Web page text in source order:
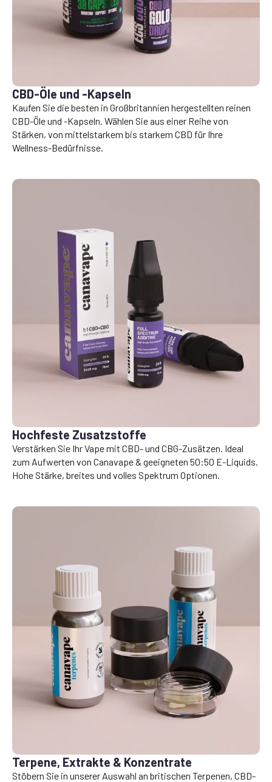
CBD-Öle und -Kapseln
Kaufen Sie die besten in Großbritannien hergestellten reinen
CBD-Öle und -Kapseln. Wählen Sie aus einer Reihe von
Stärken, von mittelstarkem bis starkem CBD für Ihre
Wellness-Bedürfnisse.
Hochfeste Zusatzstoffe
Verstärken Sie Ihr Vape mit CBD- und CBG-Zusätzen. Ideal
zum Aufwerten von Canavape & geeigneten 50:50 E-Liquids.
Hohe Stärke, breites und volles Spektrum Optionen.
Terpene, Extrakte & Konzentrate
Stöbern Sie in unserer Auswahl an britischen Terpenen, CBD-